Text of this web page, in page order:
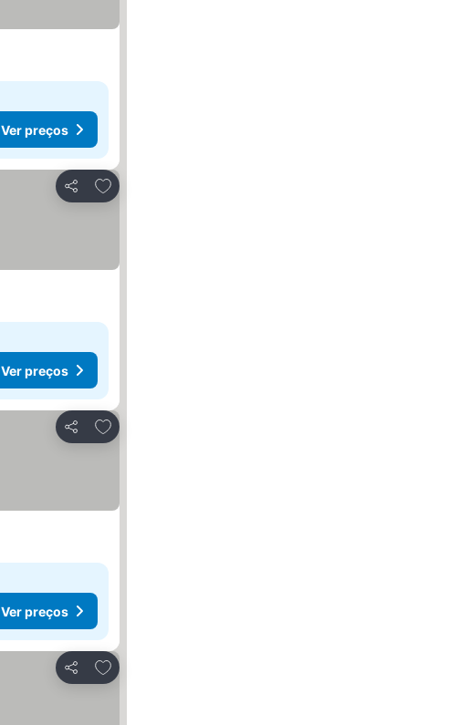
Ver preços
Partilhar
Adicionar aos favoritos
Ver preços
Partilhar
Adicionar aos favoritos
Ver preços
Partilhar
Adicionar aos favoritos